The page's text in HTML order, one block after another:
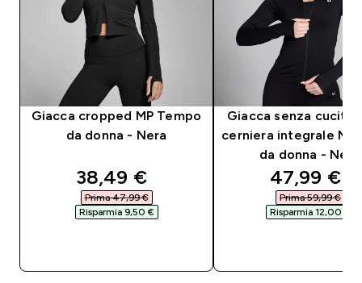
Giacca cropped MP Tempo
da donna - Nera
discounted price
38,49 €‎
Prima 47,99 €‎
Risparmia 9,50 €‎
Giacca senza
cerniera integrale MP
da donna - Nero
47,99 €‎
Prima 59,99 €‎
Risparmia 12,00 €‎